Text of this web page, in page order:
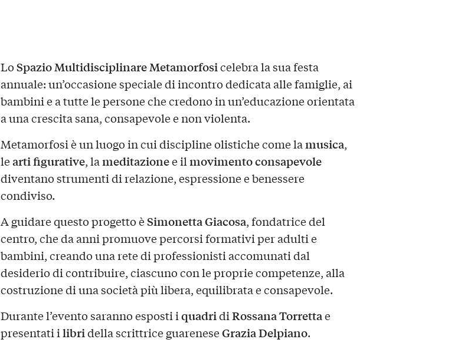
LoSpazio Multidisciplinare Metamorfosicelebra la sua festa
annuale: un’occasione speciale di incontro dedicata alle famiglie, ai
bambini e a tutte le persone che credono in un’educazione orientata
a una crescita sana, consapevole e non violenta.
Metamorfosi è un luogo in cui discipline olistiche come lamusica,
learti figurative, lameditazionee ilmovimento consapevole
diventano strumenti di relazione, espressione e benessere
condiviso.
A guidare questo progetto èSimonetta Giacosa, fondatrice del
centro, che da anni promuove percorsi formativi per adulti e
bambini, creando una rete di professionisti accomunati dal
desiderio di contribuire, ciascuno con le proprie competenze, alla
costruzione di una società più libera, equilibrata e consapevole.
Durante l’evento saranno esposti iquadridiRossana Torrettae
presentati ilibridella scrittrice guareneseGrazia Delpiano.